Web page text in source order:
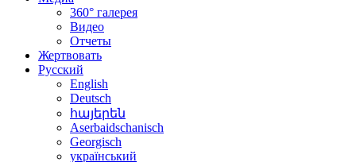
360° галерея
Видео
Отчеты
Жертвовать
Русский
English
Deutsch
հայերեն
Aserbaidschanisch
Georgisch
український